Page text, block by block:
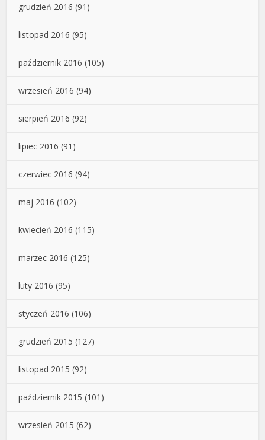
grudzień 2016 (91)
listopad 2016 (95)
październik 2016 (105)
wrzesień 2016 (94)
sierpień 2016 (92)
lipiec 2016 (91)
czerwiec 2016 (94)
maj 2016 (102)
kwiecień 2016 (115)
marzec 2016 (125)
luty 2016 (95)
styczeń 2016 (106)
grudzień 2015 (127)
listopad 2015 (92)
październik 2015 (101)
wrzesień 2015 (62)